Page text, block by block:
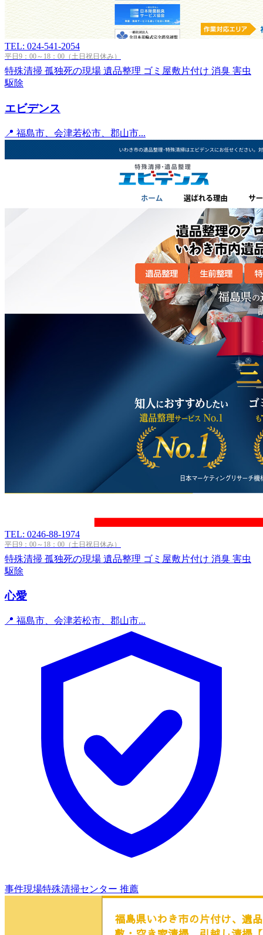
TEL: 024-541-2054
平日9：00～18：00（土日祝日休み）
特殊清掃 孤独死の現場 遺品整理 ゴミ屋敷片付け 消臭 害虫
駆除
エビデンス
📍 福島市、会津若松市、郡山市...
TEL: 0246-88-1974
平日9：00～18：00（土日祝日休み）
特殊清掃 孤独死の現場 遺品整理 ゴミ屋敷片付け 消臭 害虫
駆除
心愛
📍 福島市、会津若松市、郡山市...
事件現場特殊清掃センター 推薦